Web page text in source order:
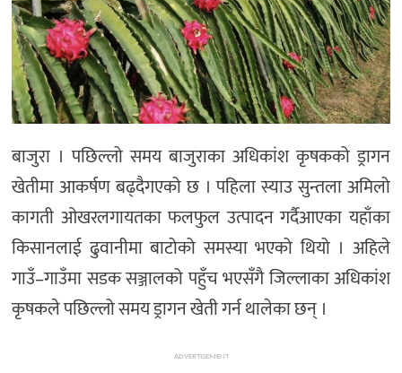
अन्तर्राष्ट्रिय/
प्रवास
भिडियो
राशिफल
English
बाजुरा । पछिल्लो समय बाजुराका अधिकांश कृषकको ड्रागन
खेतीमा आकर्षण बढ्दैगएको छ । पहिला स्याउ सुन्तला अमिलो
कागती ओखरलगायतका फलफुल उत्पादन गर्दैआएका यहाँका
किसानलाई ढुवानीमा बाटोको समस्या भएको थियो । अहिले
गाउँ–गाउँमा सडक सञ्जालको पहुँच भएसँगै जिल्लाका अधिकांश
कृषकले पछिल्लो समय ड्रागन खेती गर्न थालेका छन् ।
ADVERTISEMENT